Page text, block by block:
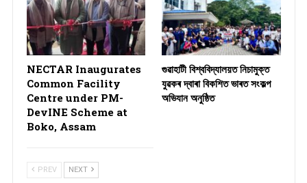
NECTAR Inaugurates
Common Facility
Centre under PM-
DevINE Scheme at
Boko, Assam
গুৱাহাটী বিশ্ববিদ্যালয়ত নিচামুক্ত
যুৱকৰ দ্বাৰা বিকশিত ভাৰত সংকল্প
অভিযান অনুষ্ঠিত
PREV NEXT